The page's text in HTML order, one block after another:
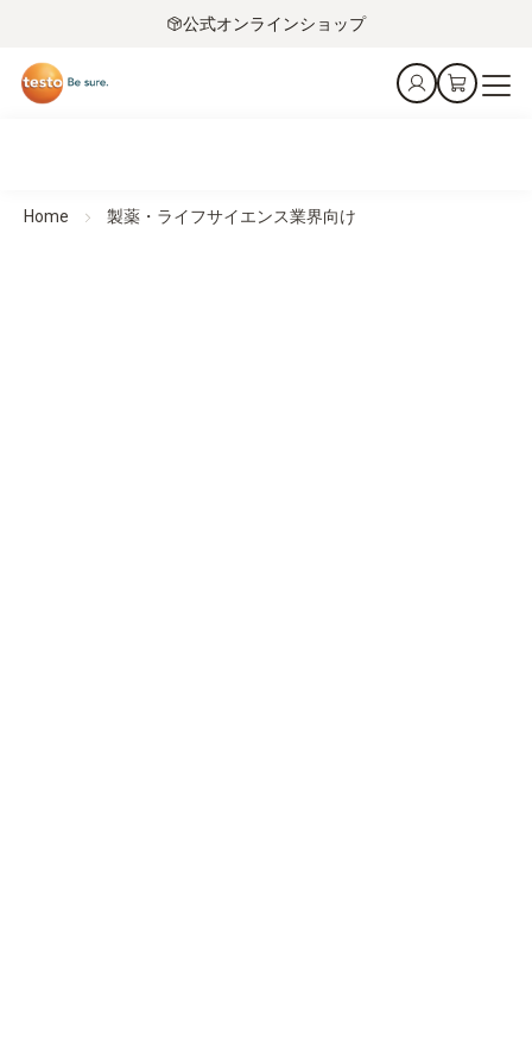
公式オンラインショップ
Home 製薬・ライフサイエンス業界向け